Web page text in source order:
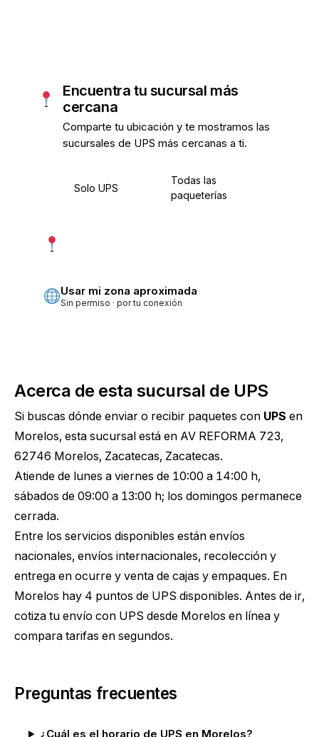
Encuentra tu sucursal más
cercana
Comparte tu ubicación y te mostramos las
sucursales de UPS más cercanas a ti.
Solo UPS
Todas las
paqueterías
Usar mi zona aproximada
Sin permiso · por tu conexión
Acerca de esta sucursal de UPS
Si buscas dónde enviar o recibir paquetes con UPS en
Morelos, esta sucursal está en AV REFORMA 723,
62746 Morelos, Zacatecas, Zacatecas.
Atiende de lunes a viernes de 10:00 a 14:00 h,
sábados de 09:00 a 13:00 h; los domingos permanece
cerrada.
Entre los servicios disponibles están envíos
nacionales, envíos internacionales, recolección y
entrega en ocurre y venta de cajas y empaques. En
Morelos hay 4 puntos de UPS disponibles. Antes de ir,
cotiza tu envío con UPS desde Morelos en línea y
compara tarifas en segundos.
Preguntas frecuentes
¿Cuál es el horario de UPS en Morelos?